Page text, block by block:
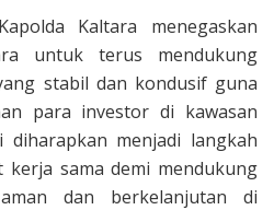
Kaltara menegaskan
untuk terus mendukung
stabil dan kondusif guna
para investor di kawasan
menjadi langkah
kerja sama demi mendukung
dan berkelanjutan di